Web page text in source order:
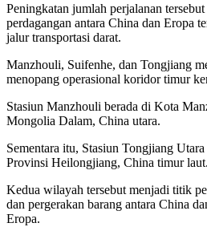
Peningkatan jumlah perjalanan
perdagangan antara China dan Eropa
jalur transportasi darat.
Manzhouli, Suifenhe, dan Tongjiang
menopang operasional koridor timur
Stasiun Manzhouli berada di Kota
Mongolia Dalam, China utara.
Sementara itu, Stasiun Tongjiang
Provinsi Heilongjiang, China timur laut.
Kedua wilayah tersebut menjadi titik
dan pergerakan barang antara China
Eropa.